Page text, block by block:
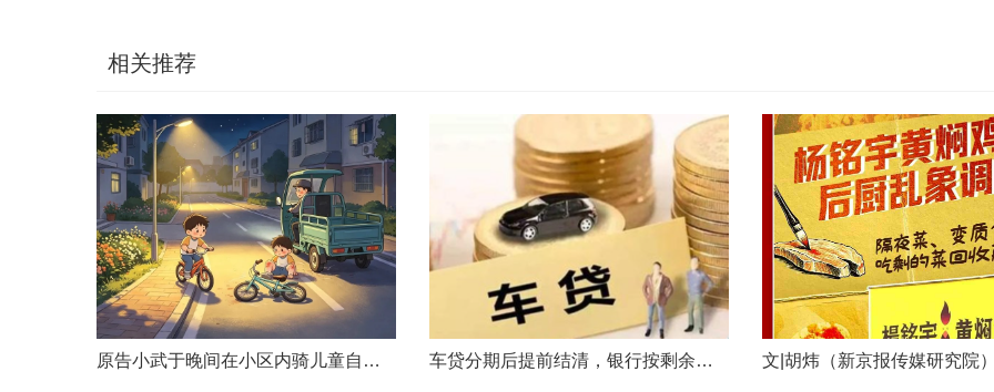
相关推荐
原告小武于晚间在小区内骑儿童自行车与被告常某驾驶的电动三轮车发生碰撞，致使小武受伤且自行车损坏。事发后，小武及其法定代理人与被告多次协商未果，遂诉至法院请求得到赔偿。菏泽经济开发区人民法院经审理后认为，被告常某驾驶电动三轮车，与骑儿童自行车的小武在小区内主干道发生碰撞一案事实清楚。小武作为一名年仅7岁的未成年人，骑儿童自行车由小道汇入主路时车速较快，致使在主路行驶的常某躲闪不及，并且事故发生时小武...... 车贷分期后提前结清，银行按剩余未摊本金9%收取违约金，借款人以条款无效、标准过高诉至法院，能否得到支持？近日，株洲市天元区法院审理了这起案件。（图源网络 侵删）基本案情2025年2月4日，李四（化名）与某银行分行签订汽车分期借款合同，约定借款46万元、分期60期偿还，按等本等息方式还款；合同明确提前还款违约金按剩余未摊本金9%收取，提前还款申请无法撤销，正常还款满24期提前还款可免收违约金。相关条......